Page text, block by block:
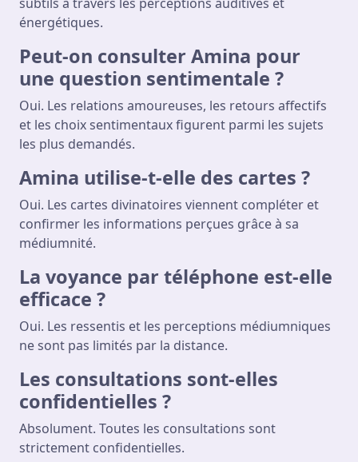
énergétiques.
Peut-on consulter Amina pour
une question sentimentale ?
Oui. Les relations amoureuses, les retours affectifs
et les choix sentimentaux figurent parmi les sujets
les plus demandés.
Amina utilise-t-elle des cartes ?
Oui. Les cartes divinatoires viennent compléter et
confirmer les informations perçues grâce à sa
médiumnité.
La voyance par téléphone est-elle
efficace ?
Oui. Les ressentis et les perceptions médiumniques
ne sont pas limités par la distance.
Les consultations sont-elles
confidentielles ?
Absolument. Toutes les consultations sont
strictement confidentielles.